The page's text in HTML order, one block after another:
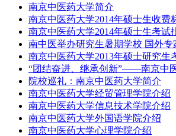
南京中医药大学简介
南京中医药大学2014年硕士生收费
南京中医药大学2014年硕士生考试
南中医举办研究生暑期学校 国外
南京中医药大学2013年硕士研究生
“团结奋进、继承创新”——南京中
院校巡礼：南京中医药大学简介
南京中医药大学经贸管理学院介绍
南京中医药大学信息技术学院介绍
南京中医药大学外国语学院介绍
南京中医药大学心理学院介绍